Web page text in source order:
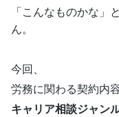
「こんなものかな」
ん。
今回、
労務に関わる契約内
キャリア相談ジャン